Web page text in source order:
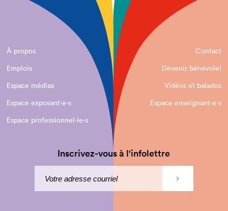
À propos
Contact
Emplois
Devenir bénévole!
Espace médias
Vidéos et balados
Espace exposant·e⋅s
Espace enseignant·e⋅s
Espace professionnel·le⋅s
Inscrivez-vous à l'infolettre